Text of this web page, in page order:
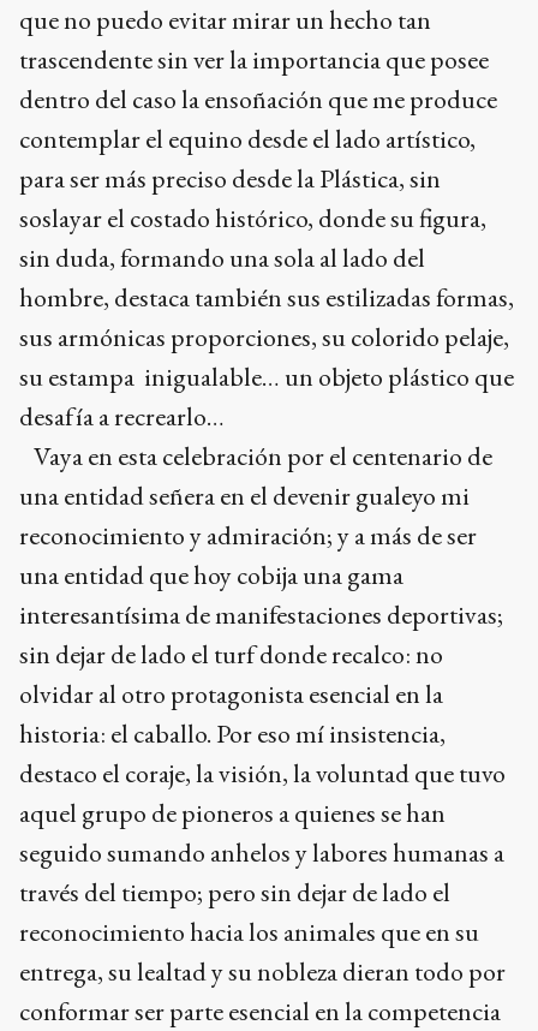
que no puedo evitar mirar un hecho tan
trascendente sin ver la importancia que posee
dentro del caso la ensoñación que me produce
contemplar el equino desde el lado artístico,
para ser más preciso desde la Plástica, sin
soslayar el costado histórico, donde su figura,
sin duda, formando una sola al lado del
hombre, destaca también sus estilizadas formas,
sus armónicas proporciones, su colorido pelaje,
su estampa inigualable… un objeto plástico que
desafía a recrearlo…
Vaya en esta celebración por el centenario de
una entidad señera en el devenir gualeyo mi
reconocimiento y admiración; y a más de ser
una entidad que hoy cobija una gama
interesantísima de manifestaciones deportivas;
sin dejar de lado el turf donde recalco: no
olvidar al otro protagonista esencial en la
historia: el caballo. Por eso mí insistencia,
destaco el coraje, la visión, la voluntad que tuvo
aquel grupo de pioneros a quienes se han
seguido sumando anhelos y labores humanas a
través del tiempo; pero sin dejar de lado el
reconocimiento hacia los animales que en su
entrega, su lealtad y su nobleza dieran todo por
conformar ser parte esencial en la competencia